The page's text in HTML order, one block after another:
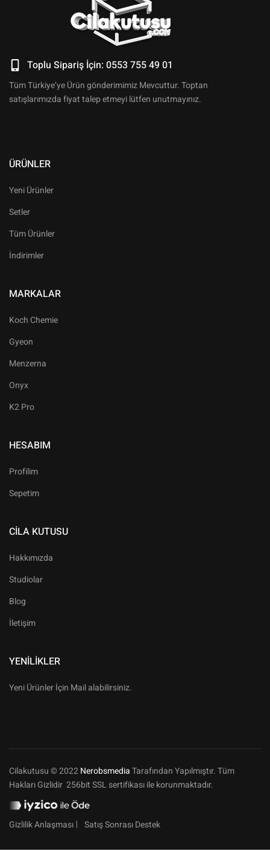
Toplu Sipariş İçin: 0553 755 49 01
Tüm Türkiye’ye Ürün gönderimimiz Mevcuttur. Toptan
satışlarımızda fiyat talep etmeyi lütfen unutmayınız.
ÜRÜNLER
Yeni Ürünler
Setler
Tüm Ürünler
İndirimler
MARKALAR
Koch Chemie
Gyeon
Menzerna
Onyx
K2 Pro
HESABIM
Profilim
Sepetim
CILA KUTUSU
Hakkımızda
Studiolar
Blog
İletişim
YENILIKLER
Yeni Ürünler İçin Mail alabilirsiniz.
Cilakutusu © 2022NerobsmediaTarafından Yapılmıştır. Tüm
Hakları Gizlidir 256bit SSL sertifikası ile korunmaktadır.
Gizlilik Anlaşması Satış Sonrası Destek